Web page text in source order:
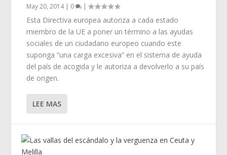
May 20, 2014| 0 |
Esta Directiva europea autoriza a cada estado
miembro de la UE a poner un término a las ayudas
sociales de un ciudadano europeo cuando este
suponga “una carga excesiva” en el sistema de ayuda
del país de acogida y le autoriza a devolverlo a su país
de origen.
LEE MAS